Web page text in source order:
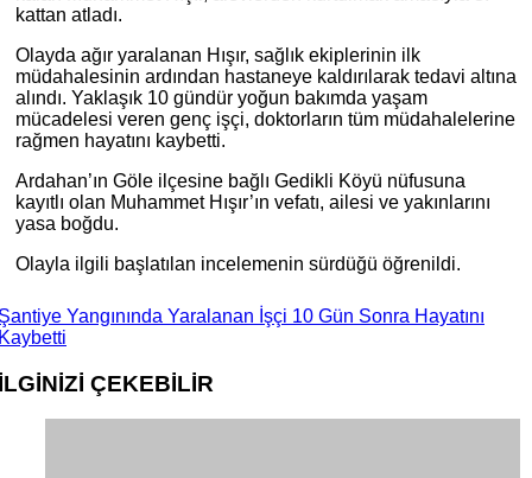
kattan atladı.
Olayda ağır yaralanan Hışır, sağlık ekiplerinin ilk
müdahalesinin ardından hastaneye kaldırılarak tedavi altına
alındı. Yaklaşık 10 gündür yoğun bakımda yaşam
mücadelesi veren genç işçi, doktorların tüm müdahalelerine
rağmen hayatını kaybetti.
Ardahan’ın Göle ilçesine bağlı Gedikli Köyü nüfusuna
kayıtlı olan Muhammet Hışır’ın vefatı, ailesi ve yakınlarını
yasa boğdu.
Olayla ilgili başlatılan incelemenin sürdüğü öğrenildi.
Yangınında Yaralanan İşçi 10 Gün Sonra Hayatını
ÇEKEBİLİR